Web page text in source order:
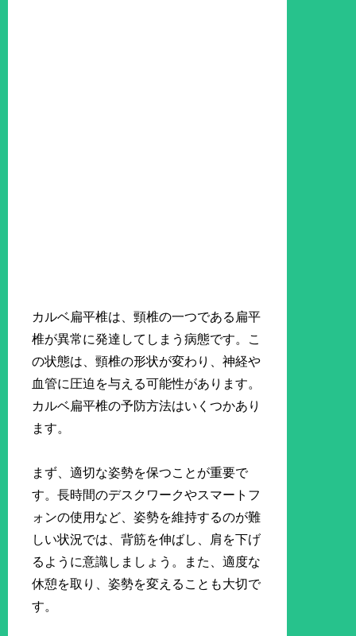
カルベ扁平椎は、頸椎の一つである扁平
椎が異常に発達してしまう病態です。こ
の状態は、頸椎の形状が変わり、神経や
血管に圧迫を与える可能性があります。
カルベ扁平椎の予防方法はいくつかあり
ます。
まず、適切な姿勢を保つことが重要で
す。長時間のデスクワークやスマートフ
ォンの使用など、姿勢を維持するのが難
しい状況では、背筋を伸ばし、肩を下げ
るように意識しましょう。また、適度な
休憩を取り、姿勢を変えることも大切で
す。